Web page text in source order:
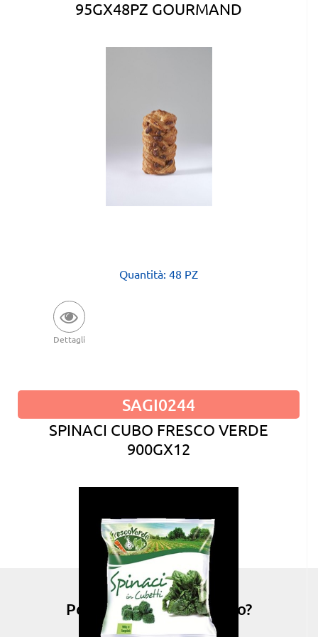
95GX48PZ GOURMAND
Quantità: 48 PZ
Dettagli
SAGI0244
SPINACI CUBO FRESCO VERDE
900GX12
Possiamo esserti di aiuto?